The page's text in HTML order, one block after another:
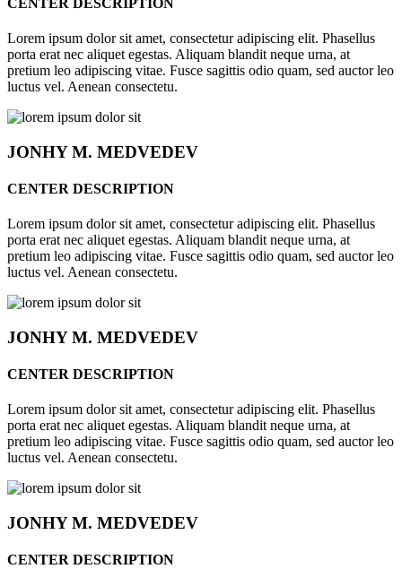
Lorem ipsum dolor sit amet, consectetur adipiscing elit. Phasellus
porta erat nec aliquet egestas. Aliquam blandit neque urna, at
pretium leo adipiscing vitae. Fusce sagittis odio quam, sed auctor leo
luctus vel. Aenean consectetu.
JONHYM. MEDVEDEV
CENTER DESCRIPTION
Lorem ipsum dolor sit amet, consectetur adipiscing elit. Phasellus
porta erat nec aliquet egestas. Aliquam blandit neque urna, at
pretium leo adipiscing vitae. Fusce sagittis odio quam, sed auctor leo
luctus vel. Aenean consectetu.
JONHYM. MEDVEDEV
CENTER DESCRIPTION
Lorem ipsum dolor sit amet, consectetur adipiscing elit. Phasellus
porta erat nec aliquet egestas. Aliquam blandit neque urna, at
pretium leo adipiscing vitae. Fusce sagittis odio quam, sed auctor leo
luctus vel. Aenean consectetu.
JONHYM. MEDVEDEV
CENTER DESCRIPTION